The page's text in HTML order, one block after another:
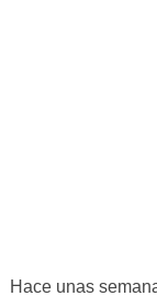
Hace unas